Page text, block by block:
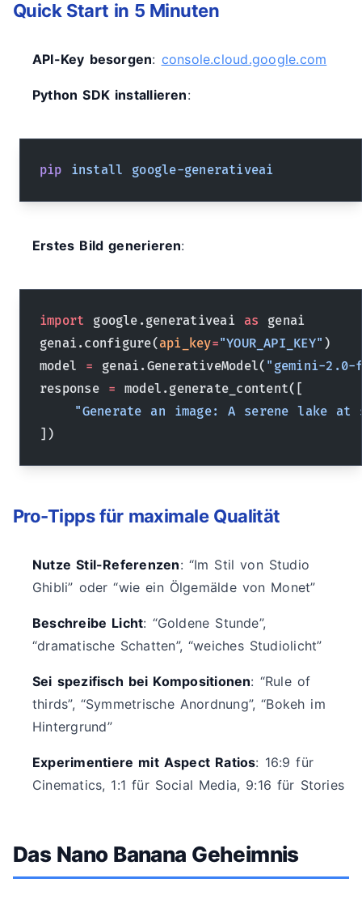
Quick Start in 5 Minuten
API-Key besorgen: console.cloud.google.com
Python SDK installieren:
pip install google-generativeai
Erstes Bild generieren:
import google.generativeai as genai
genai.configure(api_key="YOUR_API_KEY" )
model = genai.GenerativeModel( "gemini-2.0-
response = model.generate_content([
"Generate an image: A serene lake at
])
Pro-Tipps für maximale Qualität
Nutze Stil-Referenzen: “Im Stil von Studio
Ghibli” oder “wie ein Ölgemälde von Monet”
Beschreibe Licht: “Goldene Stunde”,
“dramatische Schatten”, “weiches Studiolicht”
Sei spezifisch bei Kompositionen: “Rule of
thirds”, “Symmetrische Anordnung”, “Bokeh im
Hintergrund”
Experimentiere mit Aspect Ratios: 16:9 für
Cinematics, 1:1 für Social Media, 9:16 für Stories
Das Nano Banana Geheimnis